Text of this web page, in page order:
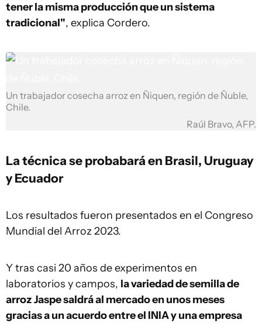
tener la misma producción que un sistema
tradicional", explica Cordero.
Un trabajador cosecha arroz en Ñiquen, región de Ñuble,
Chile.
Raúl Bravo, AFP.
La técnica se probabará en Brasil, Uruguay
y Ecuador
Los resultados fueron presentados en el Congreso
Mundial del Arroz 2023.
Y tras casi 20 años de experimentos en
laboratorios y campos, la variedad de semilla de
arrozJaspe saldrá al mercado en unos meses
gracias a un acuerdo entre el INIA y una empresa